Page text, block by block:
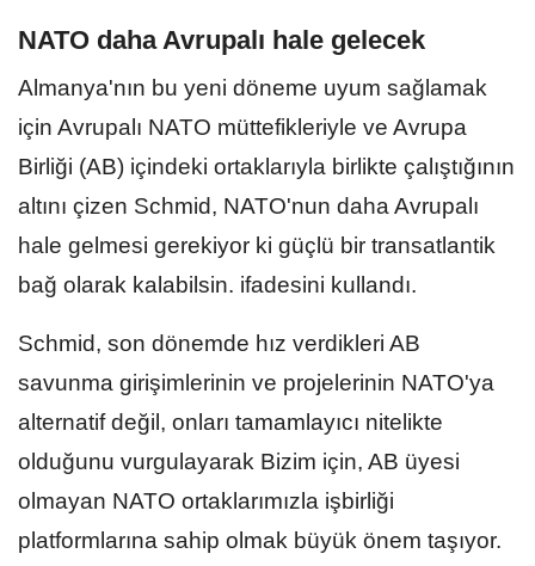
NATO daha Avrupalı hale gelecek
Almanya'nın bu yeni döneme uyum sağlamak
için Avrupalı NATO müttefikleriyle ve Avrupa
Birliği (AB) içindeki ortaklarıyla birlikte çalıştığının
altını çizen Schmid, NATO'nun daha Avrupalı
hale gelmesi gerekiyor ki güçlü bir transatlantik
bağ olarak kalabilsin. ifadesini kullandı.
Schmid, son dönemde hız verdikleri AB
savunma girişimlerinin ve projelerinin NATO'ya
alternatif değil, onları tamamlayıcı nitelikte
olduğunu vurgulayarak Bizim için, AB üyesi
olmayan NATO ortaklarımızla işbirliği
platformlarına sahip olmak büyük önem taşıyor.